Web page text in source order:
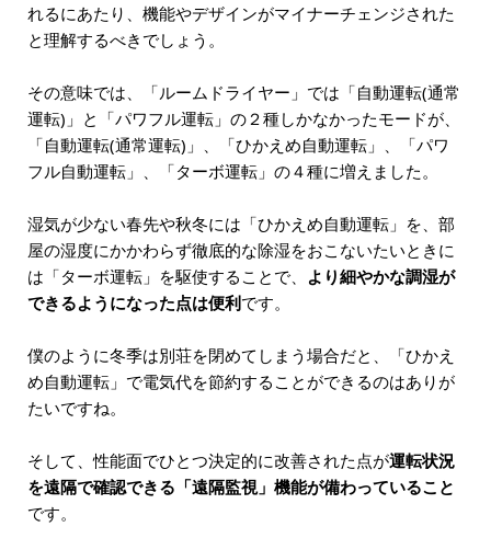
れるにあたり、機能やデザインがマイナーチェンジされた
と理解するべきでしょう。
その意味では、「ルームドライヤー」では「自動運転(通常
運転)」と「パワフル運転」の２種しかなかったモードが、
「自動運転(通常運転)」、「ひかえめ自動運転」、「パワ
フル自動運転」、「ターボ運転」の４種に増えました。
湿気が少ない春先や秋冬には「ひかえめ自動運転」を、部
屋の湿度にかかわらず徹底的な除湿をおこないたいときに
は「ターボ運転」を駆使することで、
より細やかな調湿が
できるようになった点は便利です。
僕のように冬季は別荘を閉めてしまう場合だと、「ひかえ
め自動運転」で電気代を節約することができるのはありが
たいですね。
そして、性能面でひとつ決定的に改善された点が運転状況
を遠隔で確認できる「遠隔監視」機能が備わっていること
です。